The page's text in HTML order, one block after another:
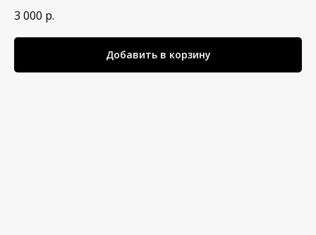
3 000 р.
Добавить в корзину